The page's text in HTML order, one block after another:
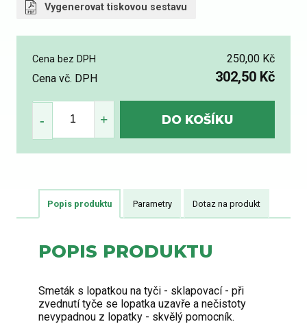
Vygenerovat tiskovou sestavu
Cena bez DPH
250,00 Kč
Cena vč. DPH
302,50 Kč
Popis produktu Parametry Dotaz na produkt
POPIS PRODUKTU
Smeták s lopatkou na tyči - sklapovací - při
zvednutí tyče se lopatka uzavře a nečistoty
nevypadnou z lopatky - skvělý pomocník.